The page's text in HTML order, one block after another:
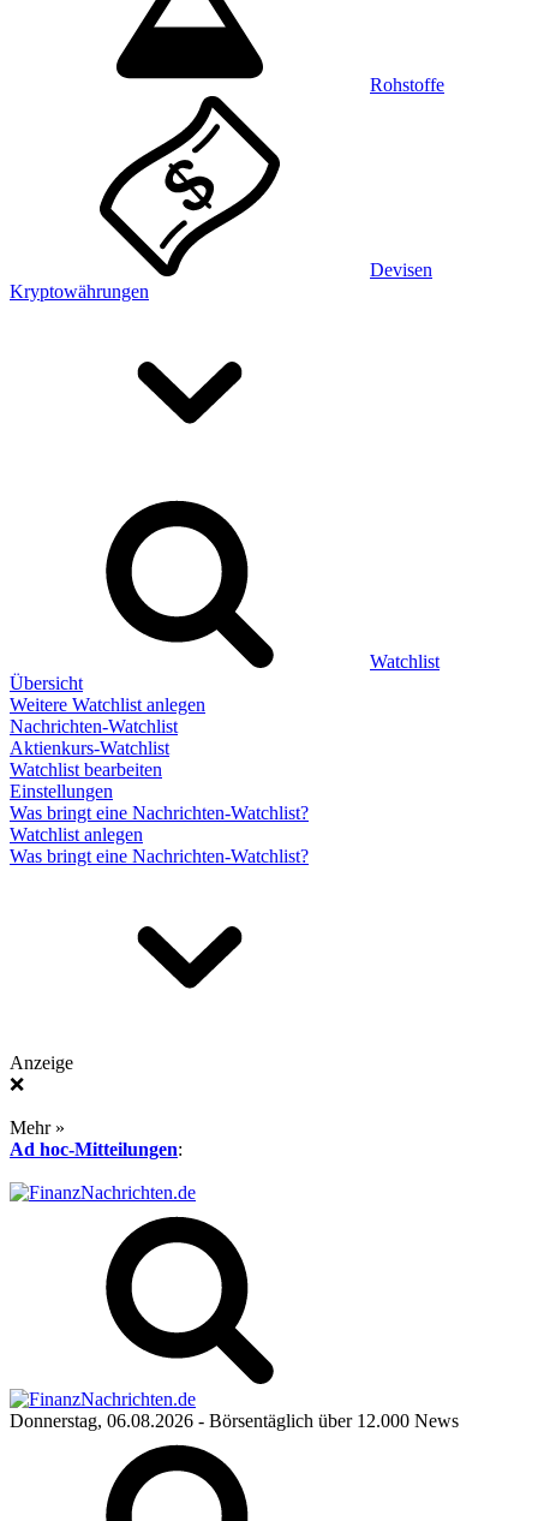
Rohstoffe
Devisen
Kryptowährungen
Watchlist
Übersicht
Weitere Watchlist anlegen
Nachrichten-Watchlist
Aktienkurs-Watchlist
Watchlist bearbeiten
Einstellungen
Was bringt eine Nachrichten-Watchlist?
Watchlist anlegen
Was bringt eine Nachrichten-Watchlist?
Anzeige
❌
Mehr »
Ad hoc-Mitteilungen:
Donnerstag, 06.08.2026 - Börsentäglich über 12.000 News